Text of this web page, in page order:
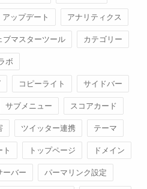
アップデート アナリティクス
ブマスターツール カテゴリー
ボ
コピーライト サイドバー
サブメニュー スコアカード
ツイッター連携 テーマ
ト トップページ ドメイン
ーバー パーマリンク設定